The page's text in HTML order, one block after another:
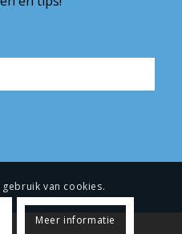
van cookies.
Meer informatie